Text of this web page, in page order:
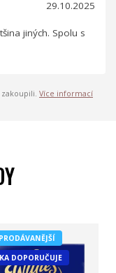
29.10.2025
jiných. Spolu s
Více informací
DOPORUČUJE